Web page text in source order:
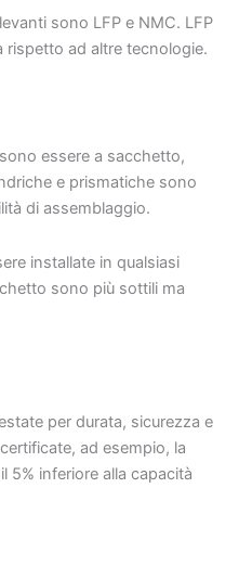
sono LFP e NMC. LFP
rispetto ad altre tecnologie.
essere a sacchetto,
e prismatiche sono
di assemblaggio.
installate in qualsiasi
sono più sottili ma
per durata, sicurezza e
ad esempio, la
5% inferiore alla capacità